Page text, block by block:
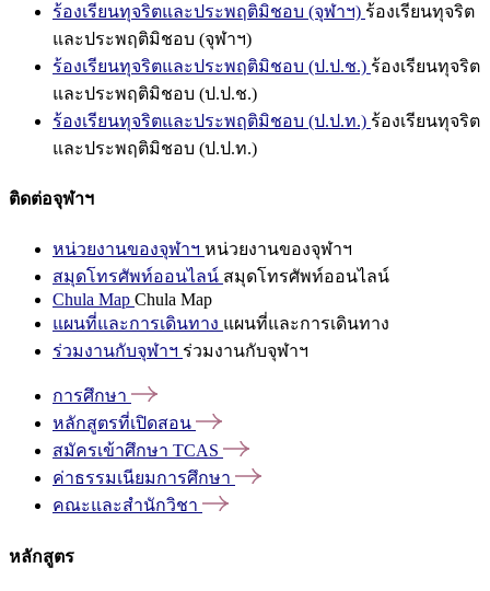
ร้องเรียนทุจริตและประพฤติมิชอบ (จุฬาฯ) ร้องเรียนทุจริต
และประพฤติมิชอบ (จุฬาฯ)
ร้องเรียนทุจริตและประพฤติมิชอบ (ป.ป.ช.) ร้องเรียนทุจริต
และประพฤติมิชอบ (ป.ป.ช.)
ร้องเรียนทุจริตและประพฤติมิชอบ (ป.ป.ท.) ร้องเรียนทุจริต
และประพฤติมิชอบ (ป.ป.ท.)
ติดต่อจุฬาฯ
หน่วยงานของจุฬาฯ หน่วยงานของจุฬาฯ
สมุดโทรศัพท์ออนไลน์ สมุดโทรศัพท์ออนไลน์
Chula Map Chula Map
แผนที่และการเดินทาง แผนที่และการเดินทาง
ร่วมงานกับจุฬาฯ ร่วมงานกับจุฬาฯ
การศึกษา
หลักสูตรที่เปิดสอน
สมัครเข้าศึกษา TCAS
ค่าธรรมเนียมการศึกษา
คณะและสำนักวิชา
หลักสูตร